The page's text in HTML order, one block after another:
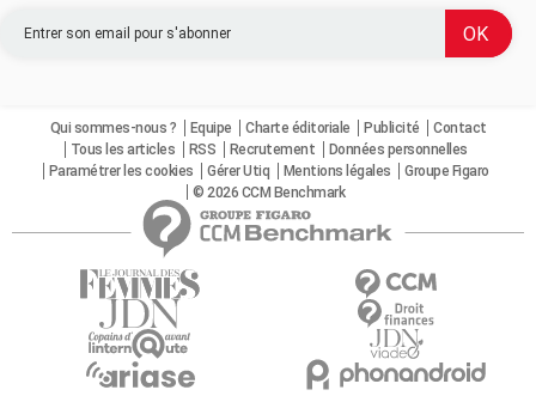
Qui sommes-nous ? Equipe Charte éditoriale Publicité
Contact
Tous les articles
RSS Recrutement
Données personnelles
Paramétrer les cookies
Gérer Utiq Mentions légales
Groupe Figaro
© 2026 CCM Benchmark